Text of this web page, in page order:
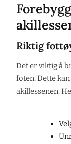
Riktig
Det er viktig å
foten. Dette
akillessenen.